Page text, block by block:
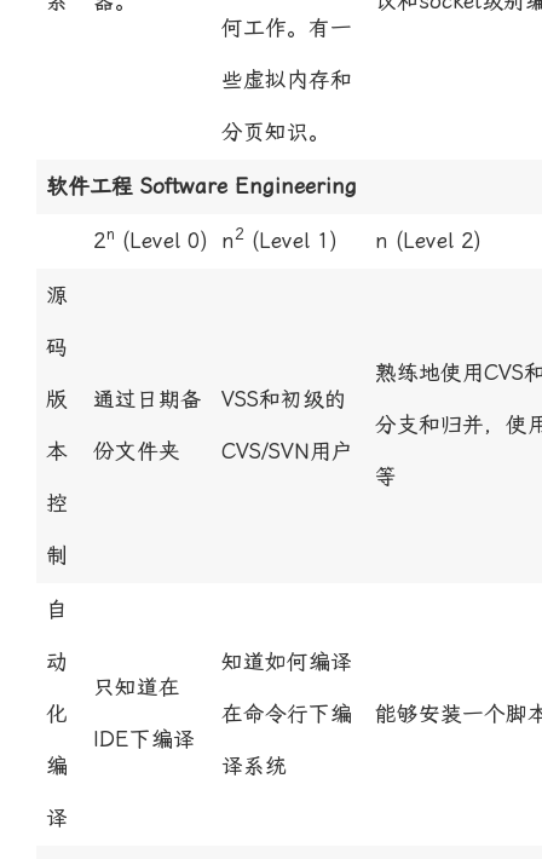
何工作。有一
些虚拟内存和
分页知识。
软件工程 Software Engineering
2n (Level 0) n2 (Level 1) n (Level 2)
源
码
版
本
控
制
通过日期备
份文件夹
VSS和初级的
CVS/SVN用户
熟练地使用CVS
分支和归并，使
等
自
动
化
编
译
只知道在
IDE下编译
知道如何编译
在命令行下编
译系统
能够安装一个脚